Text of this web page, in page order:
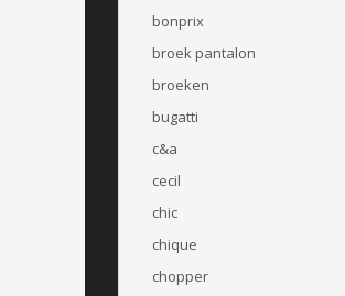
bonprix
broek pantalon
broeken
bugatti
c&a
cecil
chic
chique
chopper